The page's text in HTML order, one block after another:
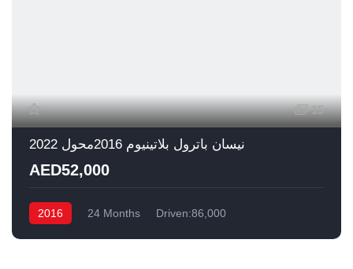
15
نيسان باترول بلاتينيوم 2016محول 2022
AED52,000
2016 24 Months Driven:86,000